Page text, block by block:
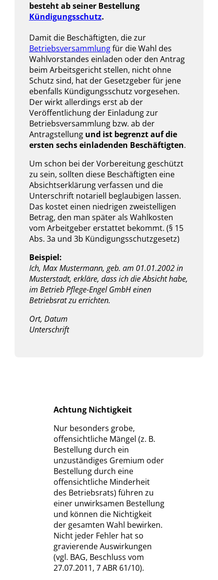
besteht ab seiner Bestellung
Kündigungsschutz.
Damit die Beschäftigten, die zur
Betriebsversammlungfür die Wahl des
Wahlvorstandes einladen oder den Antrag
beim Arbeitsgericht stellen, nicht ohne
Schutz sind, hat der Gesetzgeber für jene
ebenfalls Kündigungsschutz vorgesehen.
Der wirkt allerdings erst ab der
Veröffentlichung der Einladung zur
Betriebsversammlung bzw. ab der
Antragstellung und ist begrenzt auf die
ersten sechs einladenden Beschäftigten.
Um schon bei der Vorbereitung geschützt
zu sein, sollten diese Beschäftigten eine
Absichtserklärung verfassen und die
Unterschrift notariell beglaubigen lassen.
Das kostet einen niedrigen zweistelligen
Betrag, den man später als Wahlkosten
vom Arbeitgeber erstattet bekommt. (§ 15
Abs. 3a und 3b Kündigungsschutzgesetz)
Beispiel:
Ich, Max Mustermann, geb. am 01.01.2002 in
Musterstadt, erkläre, dass ich die Absicht habe,
im Betrieb Pflege-Engel GmbH einen
Betriebsrat zu errichten.
Ort, Datum
Unterschrift
Achtung Nichtigkeit
Nur besonders grobe,
offensichtliche Mängel (z. B.
Bestellung durch ein
unzuständiges Gremium oder
Bestellung durch eine
offensichtliche Minderheit
des Betriebsrats) führen zu
einer unwirksamen Bestellung
und können die Nichtigkeit
der gesamten Wahl bewirken.
Nicht jeder Fehler hat so
gravierende Auswirkungen
(vgl. BAG, Beschluss vom
27.07.2011, 7 ABR 61/10).